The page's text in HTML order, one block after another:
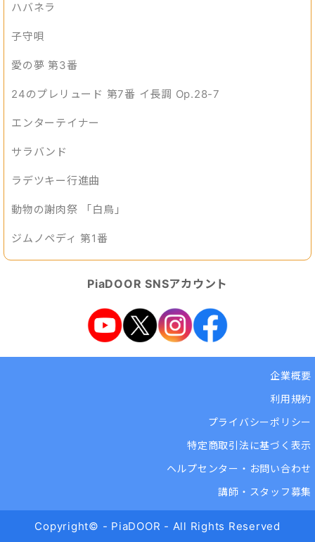
ハバネラ
子守唄
愛の夢 第3番
24のプレリュード 第7番 イ長調 Op.28-7
エンターテイナー
サラバンド
ラデツキー行進曲
動物の謝肉祭 「白鳥」
ジムノペディ 第1番
PiaDOOR SNSアカウント
企業概要
利用規約
プライバシーポリシー
特定商取引法に基づく表示
ヘルプセンター・お問い合わせ
講師・スタッフ募集
Copyright© - PiaDOOR - All Rights Reserved